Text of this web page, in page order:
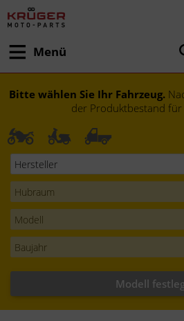
Menü
Bitte wählen Sie Ihr Fahrzeug.
der Produktbestand für
Modell